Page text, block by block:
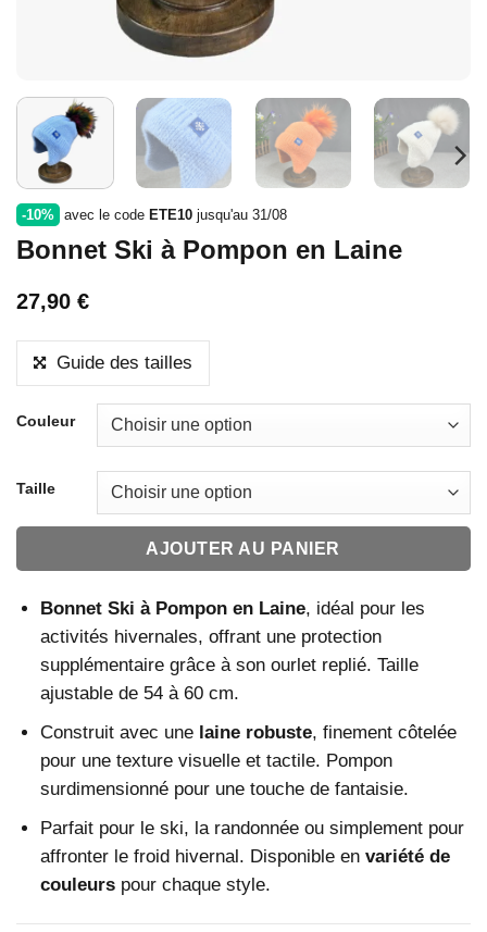
-10% avec le code ETE10 jusqu'au 31/08
Bonnet Ski à Pompon en Laine
27,90 €
Guide des tailles
Couleur
Taille
AJOUTER AU PANIER
Bonnet Ski à Pompon en Laine, idéal pour les
activités hivernales, offrant une protection
supplémentaire grâce à son ourlet replié. Taille
ajustable de 54 à 60 cm.
Construit avec une laine robuste, finement côtelée
pour une texture visuelle et tactile. Pompon
surdimensionné pour une touche de fantaisie.
Parfait pour le ski, la randonnée ou simplement pour
affronter le froid hivernal. Disponible en variété de
couleurspour chaque style.